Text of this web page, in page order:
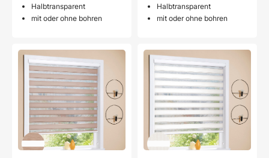
Halbtransparent
mit oder ohne bohren
Halbtransparent
mit oder ohne bohren